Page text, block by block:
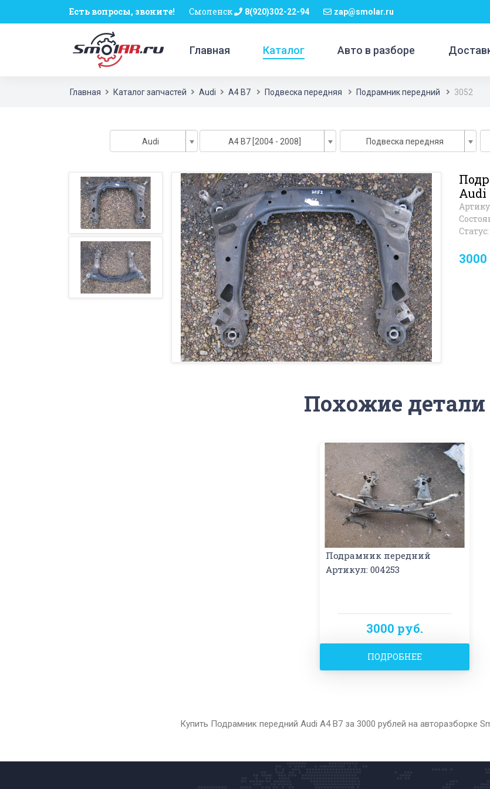
Есть вопросы, звоните! Смоленск 8(920)302-22-94 zap@smolar.ru
Главная Каталог Авто в разборе
Главная Каталог запчастей Audi A4 B7 Подвеска передняя Подрамник передний 3052
Audi A4 B7 [2004 - 2008] Подвеска передняя
Audi
Статус:
Похожие детали
Подрамник передний
Артикул: 004253
3000 руб.
ПОДРОБНЕЕ
Купить Подрамник передний Audi A4 B7 за 3000 рублей на авторазборке